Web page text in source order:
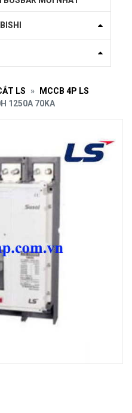
LS
MCCB 4P LS
1250A 70KA